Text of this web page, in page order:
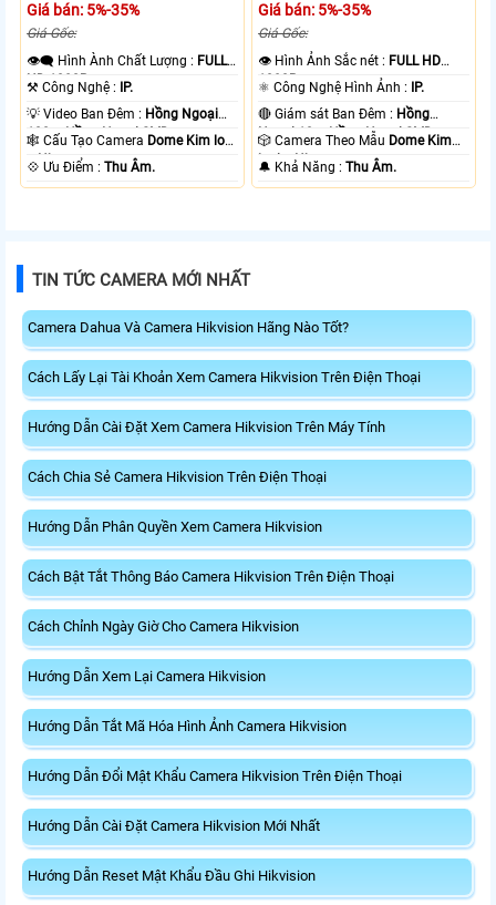
Giá bán: 5%-35%
Giá Gốc:
👁️‍🗨 Hình Ành Chất Lượng : FULL
HD 1080P .
⚒ Công Nghệ :
IP.
💡 Video Ban Đêm : Hồng Ngoại
100m Hồng Ngoại SMD.
🕸️ Cấu Tạo Camera Dome Kim loại
+ Nhựa.
️💠 Ưu Điểm :Thu Âm.
Giá bán: 5%-35%
Giá Gốc:
👁 Hình Ảnh Sắc nét : FULL HD
1080P .
⚛️ Công Nghệ Hình Ảnh :
IP.
🔴 Giám sát Ban Đêm : Hồng
Ngoại 10m Hồng Ngoại SMD.
🎲 Camera Theo Mẫu Dome Kim
loại + Nhựa.
️🔔 Khả Năng :Thu Âm.
TIN TỨC CAMERA MỚI NHẤT
Camera Dahua Và Camera Hikvision Hãng Nào Tốt?
Cách Lấy Lại Tài Khoản Xem Camera Hikvision Trên Điện Thoại
Hướng Dẫn Cài Đặt Xem Camera Hikvision Trên Máy Tính
Cách Chia Sẻ Camera Hikvision Trên Điện Thoại
Hướng Dẫn Phân Quyền Xem Camera Hikvision
Cách Bật Tắt Thông Báo Camera Hikvision Trên Điện Thoại
Cách Chỉnh Ngày Giờ Cho Camera Hikvision
Hướng Dẫn Xem Lại Camera Hikvision
Hướng Dẫn Tắt Mã Hóa Hình Ảnh Camera Hikvision
Hướng Dẫn Đổi Mật Khẩu Camera Hikvision Trên Điện Thoại
Hướng Dẫn Cài Đặt Camera Hikvision Mới Nhất
Hướng Dẫn Reset Mật Khẩu Đầu Ghi Hikvision